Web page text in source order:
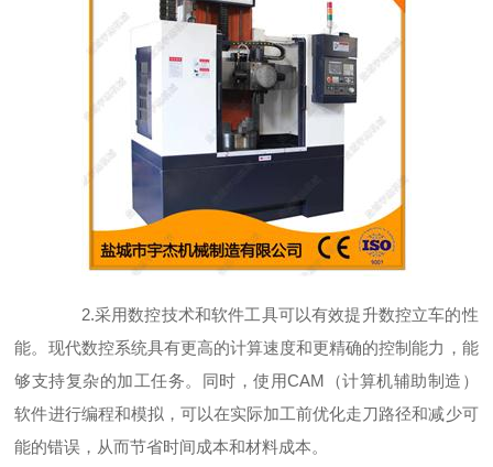
2.采用数控技术和软件工具可以有效提升数控立车的性
能。现代数控系统具有更高的计算速度和更精确的控制能力，能
够支持复杂的加工任务。同时，使用CAM（计算机辅助制造）
软件进行编程和模拟，可以在实际加工前优化走刀路径和减少可
能的错误，从而节省时间成本和材料成本。